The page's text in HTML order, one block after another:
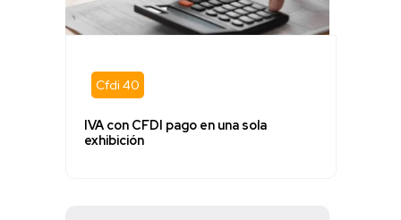
Cfdi 40
IVA con CFDI pago en una sola
exhibición